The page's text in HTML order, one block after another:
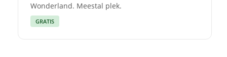
Wonderland. Meestal plek.
GRATIS